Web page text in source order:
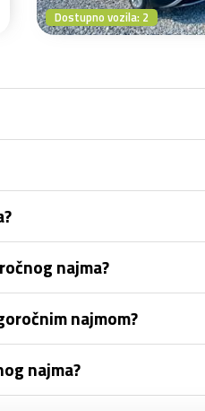
Dostupno vozila: 2
najma?
najmom?
najma?